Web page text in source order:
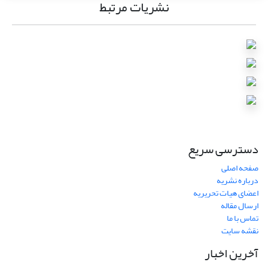
نشریات مرتبط
دسترسی سریع
صفحه اصلی
درباره نشریه
اعضای هیات تحریریه
ارسال مقاله
تماس با ما
نقشه سایت
آخرین اخبار